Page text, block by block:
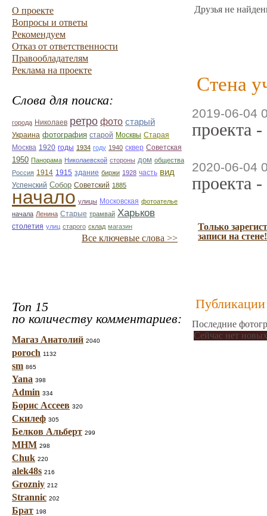
О проекте
Вопросы и ответы
Рекомендуем
Отказ от ответственности
Правообладателям
Реклама на проекте
Слова для поиска:
города Николаев ретро фото старый
Украина фотография старой Москвы Старая
Москва 1920 годы 1934 году 1940 сквер Советская
1950 Панорама Николаевской стороны дом общества
Россия 1914 1915 здание биржи 1928 часть вид
Успенский Собор Советский 1885
начало улицы Московская фотоателье
начала Ленина Старые трамвай Харьков
столетия улиц старого склад магазин
Все ключевые слова >>
Топ 15
по количеству комментариев:
Магаз Анатолий 2040
poroch 1132
sm 865
Yana 398
Admin 334
Борис Ассеев 320
Скилеф 305
Белков Альберт 299
МНМ 298
Chuk 220
alek48s 216
Grozniy 212
Strannic 202
Брат 198
Друзья не
Стена
2019-06-04
проекта
2020-06-04
проекта
Только
записи на стене!
Публикации
Последние
Сейчас нет